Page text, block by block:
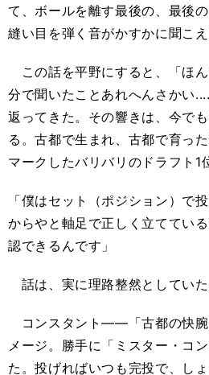
て、ボールを離す最後の、最後
縫い目を弾く音がかすかに聞こえ
この話を平野にすると、「ほ
分で聞いたことあれへんさかい
返ってきた。その響きは、今で
る。古都で生まれ、古都で育っ
マークしたバリバリのドラフト1
「僕はセット（ポジション）で
からやと軸足で正しく立ててい
認できるんです」
話は、実に理路整然としていた
コンスタント――「古都の快腕
メージ。勝手に「ミスター・コ
た。投げればいつも完投で、し